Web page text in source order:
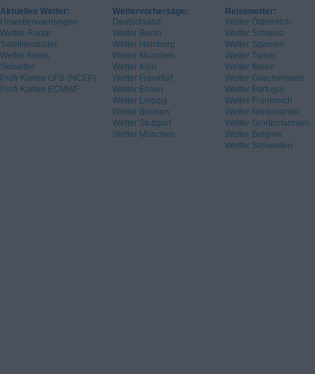
Aktuelles Wetter:
Unwetterwarnungen
Wetter-Radar
Satellitenbilder
Wetter-News
Skiwetter
Profi-Karten GFS (NCEP)
Profi-Karten ECMWF
Wettervorhersage:
Deutschland
Wetter Berlin
Wetter Hamburg
Wetter München
Wetter Köln
Wetter Frankfurt
Wetter Essen
Wetter Leipzig
Wetter Bremen
Wetter Stuttgart
Wetter München
Reisewetter:
Wetter Österreich
Wetter Schweiz
Wetter Spanien
Wetter Türkei
Wetter Italien
Wetter Griechenland
Wetter Portugal
Wetter Frankreich
Wetter Niederlande
Wetter Großbritannien
Wetter Belgien
Wetter Schweden